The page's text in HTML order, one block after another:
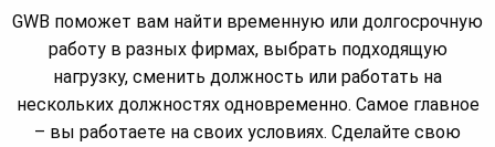
GWB поможет вам найти временную или долгосрочную
работу в разных фирмах, выбрать подходящую
нагрузку, сменить должность или работать на
нескольких должностях одновременно. Самое главное
– вы работаете на своих условиях. Сделайте свою